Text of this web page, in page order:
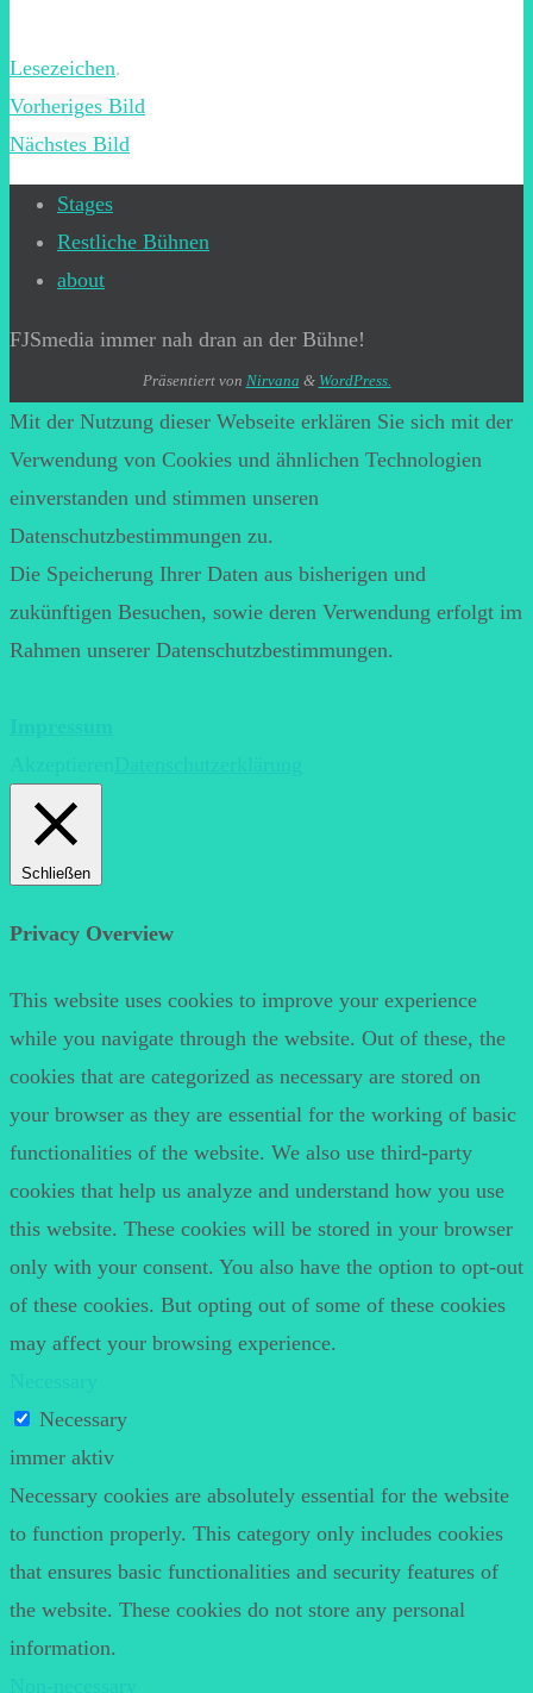
Lesezeichen.
Vorheriges Bild
Nächstes Bild
Stages
Restliche Bühnen
about
FJSmedia immer nah dran an der Bühne!
Präsentiert von Nirvana & WordPress.
Mit der Nutzung dieser Webseite erklären Sie sich mit der
Verwendung von Cookies und ähnlichen Technologien
einverstanden und stimmen unseren
Datenschutzbestimmungen zu.
Die Speicherung Ihrer Daten aus bisherigen und
zukünftigen Besuchen, sowie deren Verwendung erfolgt im
Rahmen unserer Datenschutzbestimmungen.
Schließen
Privacy Overview
This website uses cookies to improve your experience
while you navigate through the website. Out of these, the
cookies that are categorized as necessary are stored on
your browser as they are essential for the working of basic
functionalities of the website. We also use third-party
cookies that help us analyze and understand how you use
this website. These cookies will be stored in your browser
only with your consent. You also have the option to opt-out
of these cookies. But opting out of some of these cookies
may affect your browsing experience.
Necessary
immer aktiv
Necessary cookies are absolutely essential for the website
to function properly. This category only includes cookies
that ensures basic functionalities and security features of
the website. These cookies do not store any personal
information.